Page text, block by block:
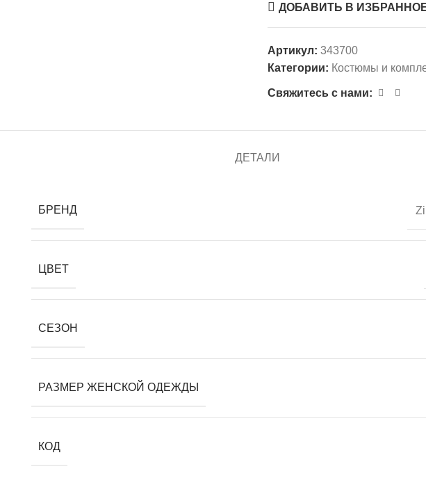
ДОБАВИТЬ В
Артикул: 343700
Категории: Костюмы и
Свяжитесь с нами:
ДЕТАЛИ
БРЕНД
ЦВЕТ
СЕЗОН
РАЗМЕР ЖЕНСКОЙ ОДЕЖДЫ
КОД